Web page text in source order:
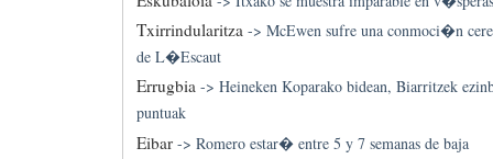
Txirrindularitza-> McEwen sufre una conmoci�n
de L�Escaut
Errugbia-> Heineken Koparako bidean, Biarritzek
puntuak
Eibar-> Romero estar� entre 5 y 7 semanas de baja